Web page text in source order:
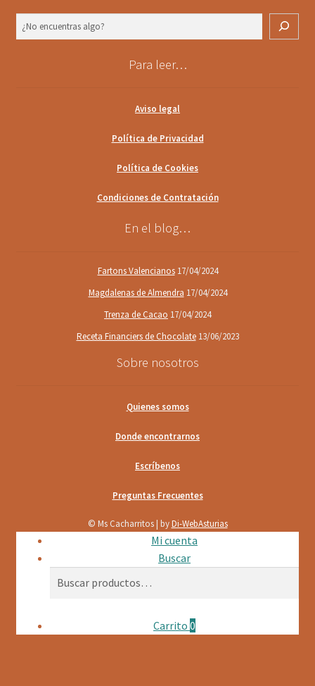
Para leer…
Aviso legal
Política de Privacidad
Política de Cookies
Condiciones de Contratación
En el blog…
Fartons Valencianos 17/04/2024
Magdalenas de Almendra 17/04/2024
Trenza de Cacao 17/04/2024
Receta Financiers de Chocolate 13/06/2023
Sobre nosotros
Quienes somos
Donde encontrarnos
Escríbenos
Preguntas Frecuentes
© Ms Cacharritos | byDi-WebAsturias
Mi cuenta
Buscar
Carrito 0